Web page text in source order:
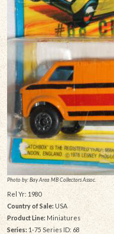
Photo by: Bay Area MB Collectors Assoc.
Rel Yr: 1980
Country of Sale: USA
Product Line: Miniatures
Series: 1-75 Series ID: 68